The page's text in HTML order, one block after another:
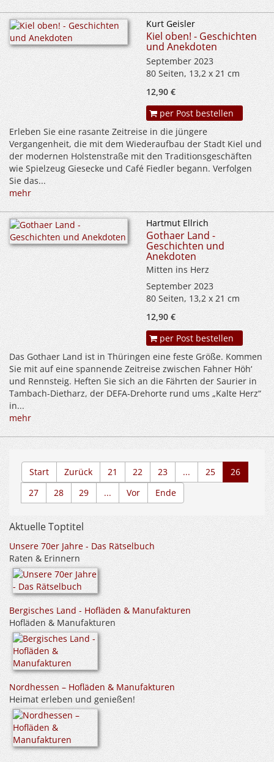
Kurt Geisler
Kiel oben! - Geschichten
und Anekdoten
September 2023
80 Seiten, 13,2 x 21 cm
12,90 €
per Post bestellen
Erleben Sie eine rasante Zeitreise in die jüngere
Vergangenheit, die mit dem Wiederaufbau der Stadt Kiel und
der modernen Holstenstraße mit den Traditionsgeschäften
wie Spielzeug Giesecke und Café Fiedler begann. Verfolgen
Sie das...
mehr
Hartmut Ellrich
Gothaer Land -
Geschichten und
Anekdoten
Mitten ins Herz
September 2023
80 Seiten, 13,2 x 21 cm
12,90 €
per Post bestellen
Das Gothaer Land ist in Thüringen eine feste Größe. Kommen
Sie mit auf eine spannende Zeitreise zwischen Fahner Höh‘
und Rennsteig. Heften Sie sich an die Fährten der Saurier in
Tambach-Dietharz, der DEFA-Drehorte rund ums „Kalte Herz“
in...
mehr
Start Zurück 21 22 23 ... 25
26
27
28 29 ... Vor Ende
Aktuelle Toptitel
Unsere 70er Jahre - Das Rätselbuch
Raten & Erinnern
Bergisches Land - Hofläden & Manufakturen
Hofläden & Manufakturen
Nordhessen – Hofläden & Manufakturen
Heimat erleben und genießen!